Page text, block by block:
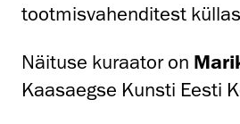
tootmisvahenditest
Näituse kuraator on
Kaasaegse Kunsti Eesti